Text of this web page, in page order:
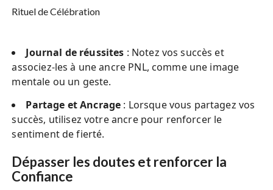
Rituel de Célébration
Journal de réussites : Notez vos succès et
associez-les à une ancre PNL, comme une image
mentale ou un geste.
Partage et Ancrage : Lorsque vous partagez vos
succès, utilisez votre ancre pour renforcer le
sentiment de fierté.
Dépasser les doutes et renforcer la
Confiance